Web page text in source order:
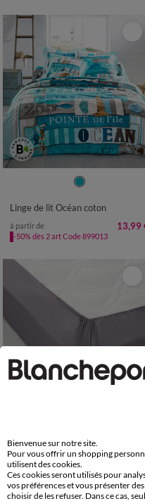
Linge de lit Océan coton
à partir de 13,99
-50% dès 2 art Code 899013
Drap-housse
à partir de 25,99 €
-50% dès 2 art Code 899013
Bienvenue sur notre site.
Pour vous offrir un shopping
utilisent des cookies.
Ces cookies seront utilisés pour
vos préférences et vous présenter
choisir de les refuser. Dans ce cas,